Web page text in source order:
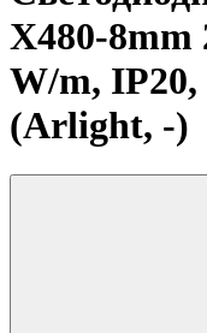
X480-8mm
W/m,
(Arlight, -)